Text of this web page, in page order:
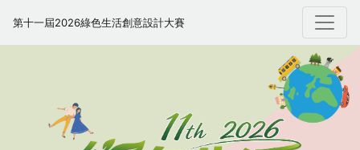
第十一屆2026綠色生活創意設計大賽